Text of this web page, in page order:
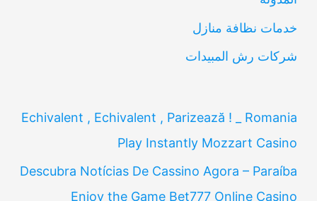
خدمات نظافة منازل
شركات رش المبيدات
Echivalent , Echivalent , Parizează ! _ Romania
Play Instantly Mozzart Casino
Descubra Notícias De Cassino Agora – Paraíba
Enjoy the Game Bet777 Online Casino